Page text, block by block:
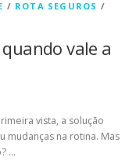
/ ROTA SEGUROS /
vale a
vista, a solução
mudanças na rotina. Mas
…